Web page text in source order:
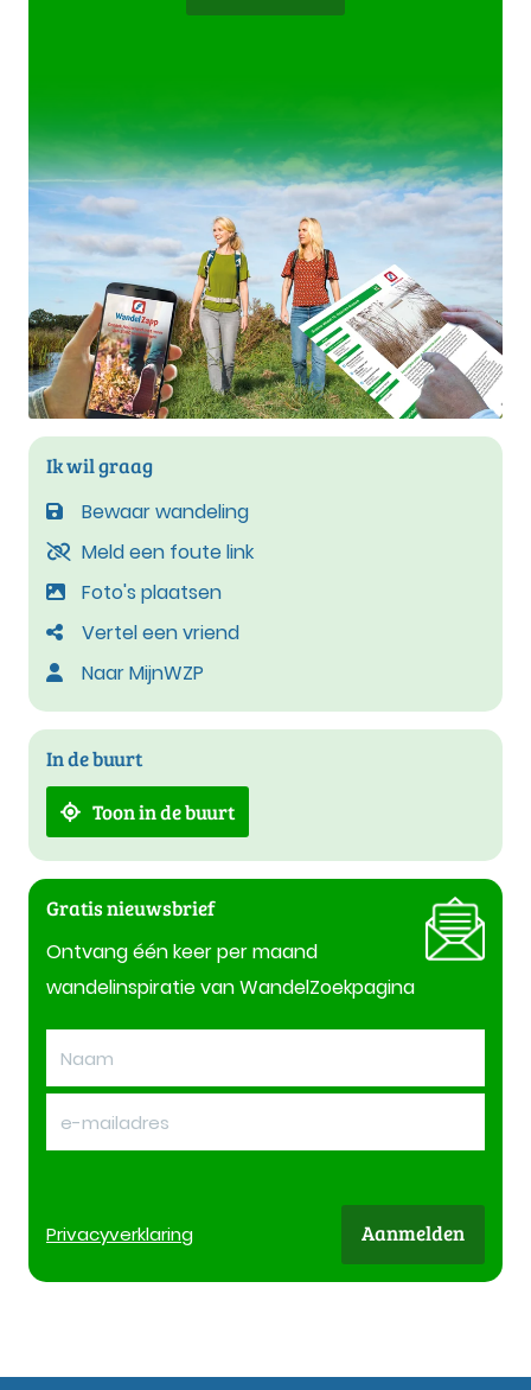
Ik wil graag
Bewaar wandeling
Meld een foute link
Foto's plaatsen
Vertel een vriend
Naar MijnWZP
In de buurt
Toon in de buurt
Gratis nieuwsbrief
Ontvang één keer per maand
wandelinspiratie van WandelZoekpagina
Privacyverklaring Aanmelden